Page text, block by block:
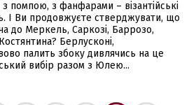
помпою, з фанфарами – візантійські
І Ви продовжуєте стверджувати, що
до Меркель, Саркозі, Баррозо,
Берлусконі,
палить збоку дивлячись на це
вибір разом з Юлею...